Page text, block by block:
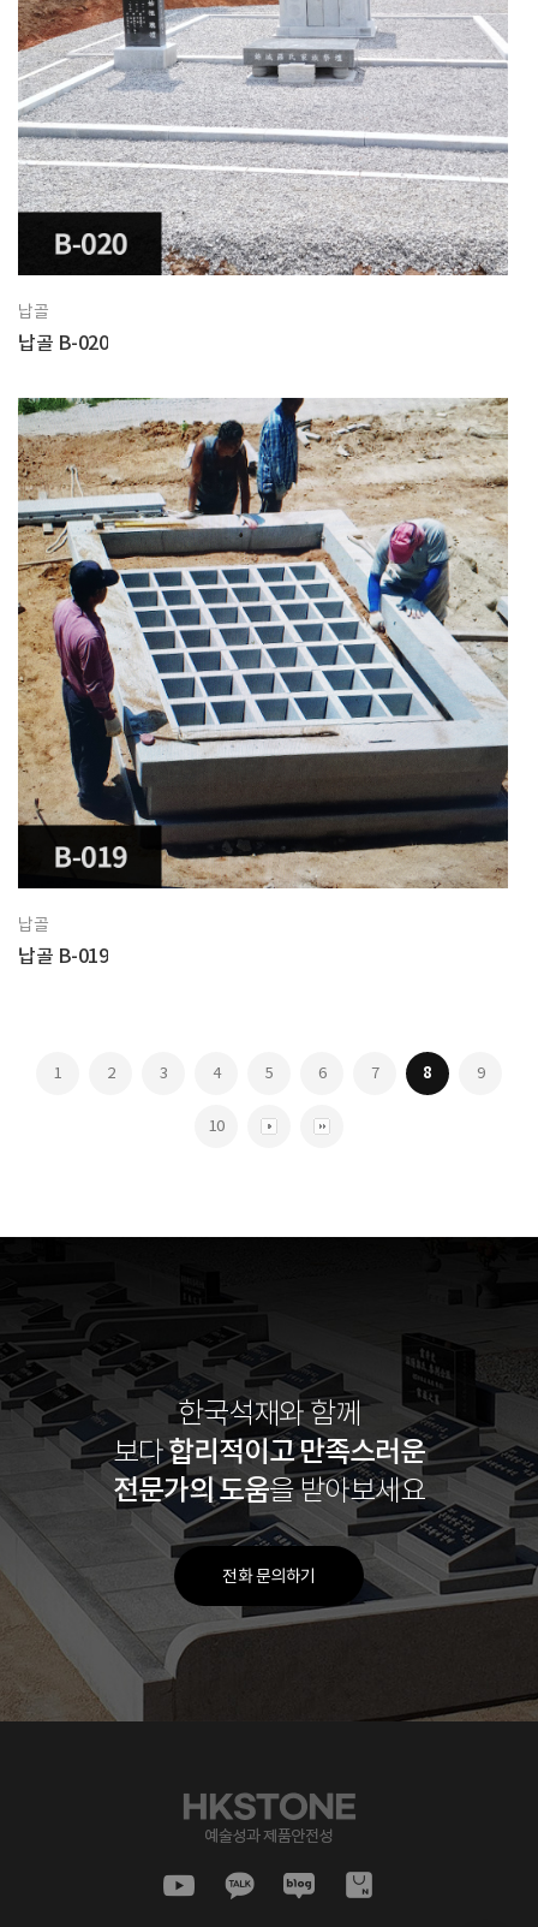
납골
납골 B-020
납골
납골 B-019
1 2 3 4 5 6 7 8 9
10
한국석재와 함께
보다합리적이고만족스러운
전문가의 도움을 받아보세요
전화 문의하기